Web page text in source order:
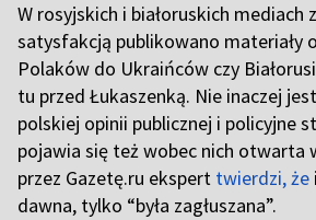
W rosyjskich i białoruskich mediach
satysfakcją publikowano materiały
Polaków do Ukraińców czy
tu przed Łukaszenką. Nie inaczej
polskiej opinii publicznej i policyjne
pojawia się też wobec nich otwarta
przez Gazetę.ru ekspert twierdzi, że
dawna, tylko “była zagłuszana”.